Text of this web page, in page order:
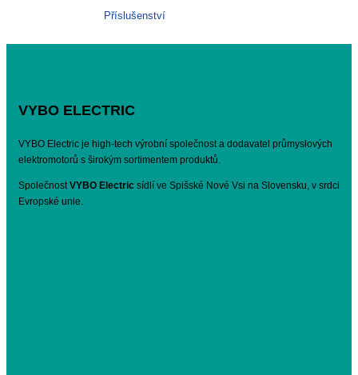
Příslušenství
VYBO ELECTRIC
VYBO Electric je high-tech výrobní společnost a dodavatel průmyslových
elektromotorů s širokým sortimentem produktů.
SpolečnostVYBO Electric sídlí ve Spišské Nové Vsi na Slovensku, v srdci
Evropské unie.